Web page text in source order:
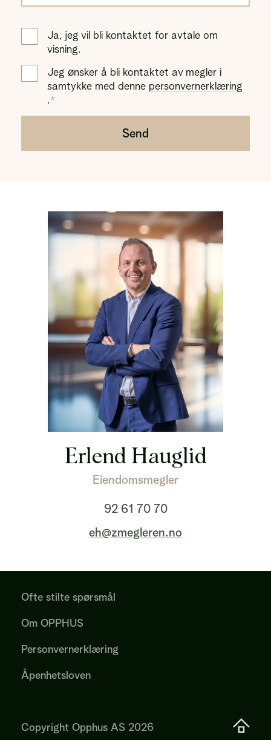
Ja, jeg vil bli kontaktet for avtale om
visning.
Jeg ønsker å bli kontaktet av megler i
samtykke med denne personvernerklæring
.
Send
Erlend Hauglid
Eiendomsmegler
92 61 70 70
eh@zmegleren.no
Copyright Opphus AS 2026
Ofte stilte spørsmål
Om OPPHUS
Personvernerklæring
Åpenhetsloven